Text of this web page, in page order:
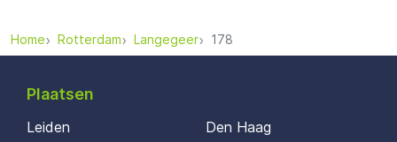
Home Rotterdam Langegeer 178
Plaatsen
Leiden
Den Haag